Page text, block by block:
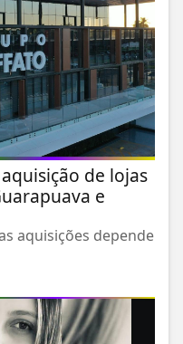
de lojas
e
aquisições depende